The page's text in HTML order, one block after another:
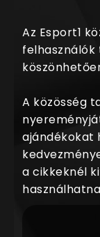
Az Esport1
felhasználók
A közösség
ajándékokat
a cikkeknél